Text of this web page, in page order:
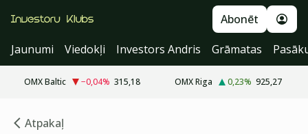
Abonēt
Jaunumi
Viedokļi Investors Andris Grāmatas
OMX Baltic −0,04% 315,18 OMX Riga 0,23% 925,27
Atpakaļ